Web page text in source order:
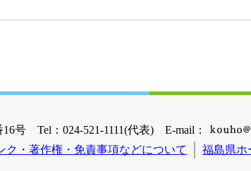
号 Tel：024-521-1111(代表) E-mail：
ク・著作権・免責事項などについて 福島県ホ